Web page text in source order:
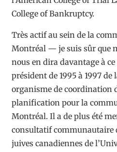
College of Bankruptcy.
Très actif au sein de la
Montréal — je suis sûr que
nous en dira davantage à
président de 1995 à 1997 de
organisme de coordination
planification pour la
Montréal. Il a de plus été
consultatif communautaire
juives canadiennes de